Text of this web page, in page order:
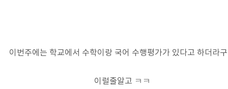
이번주에는 학교에서 수학이랑 국어 수행평가가 있다고 하더라
이럴줄알고 ㅋㅋ